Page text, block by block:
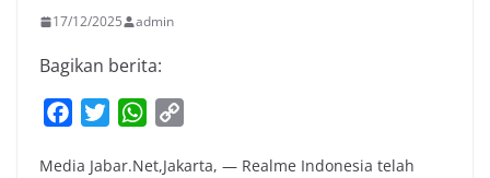
17/12/2025 admin
Bagikan berita:
c
i
W
a
p
Media Jabar.Net,Jakarta, — Realme Indonesia telah